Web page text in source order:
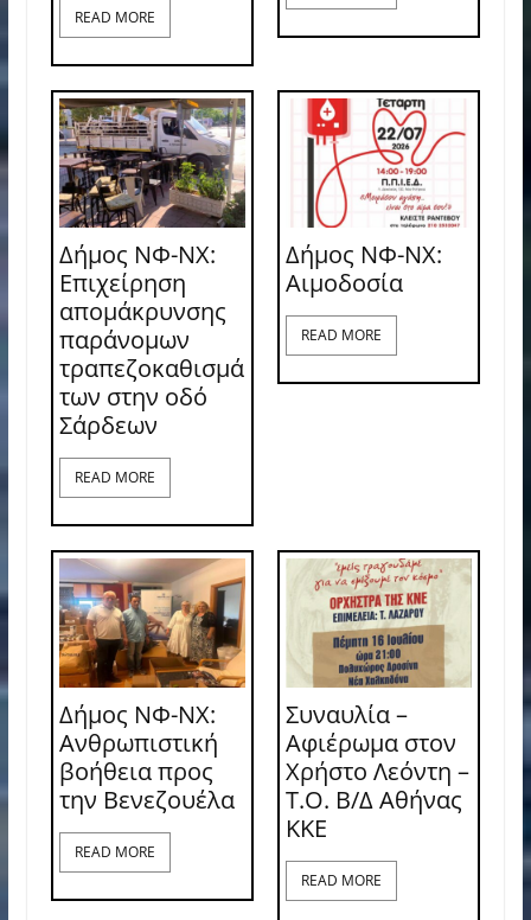
READ MORE
Δήμος ΝΦ-ΝΧ:
Επιχείρηση
απομάκρυνσης
παράνομων
τραπεζοκαθισμά
των στην οδό
Σάρδεων
READ MORE
Δήμος ΝΦ-ΝΧ:
Aιμοδοσία
READ MORE
Δήμος ΝΦ-ΝΧ:
Ανθρωπιστική
βοήθεια προς
την Βενεζουέλα
READ MORE
Συναυλία –
Αφιέρωμα στον
Χρήστο Λεόντη –
Τ.Ο. Β/Δ Αθήνας
ΚΚΕ
READ MORE